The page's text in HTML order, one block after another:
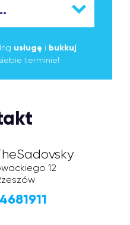
usługę i bukkuj
terminie!
12